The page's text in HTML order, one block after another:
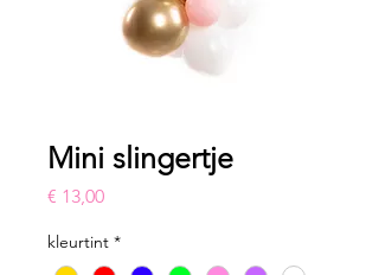
Mini slingertje
€ 13,00Prijs
kleurtint *